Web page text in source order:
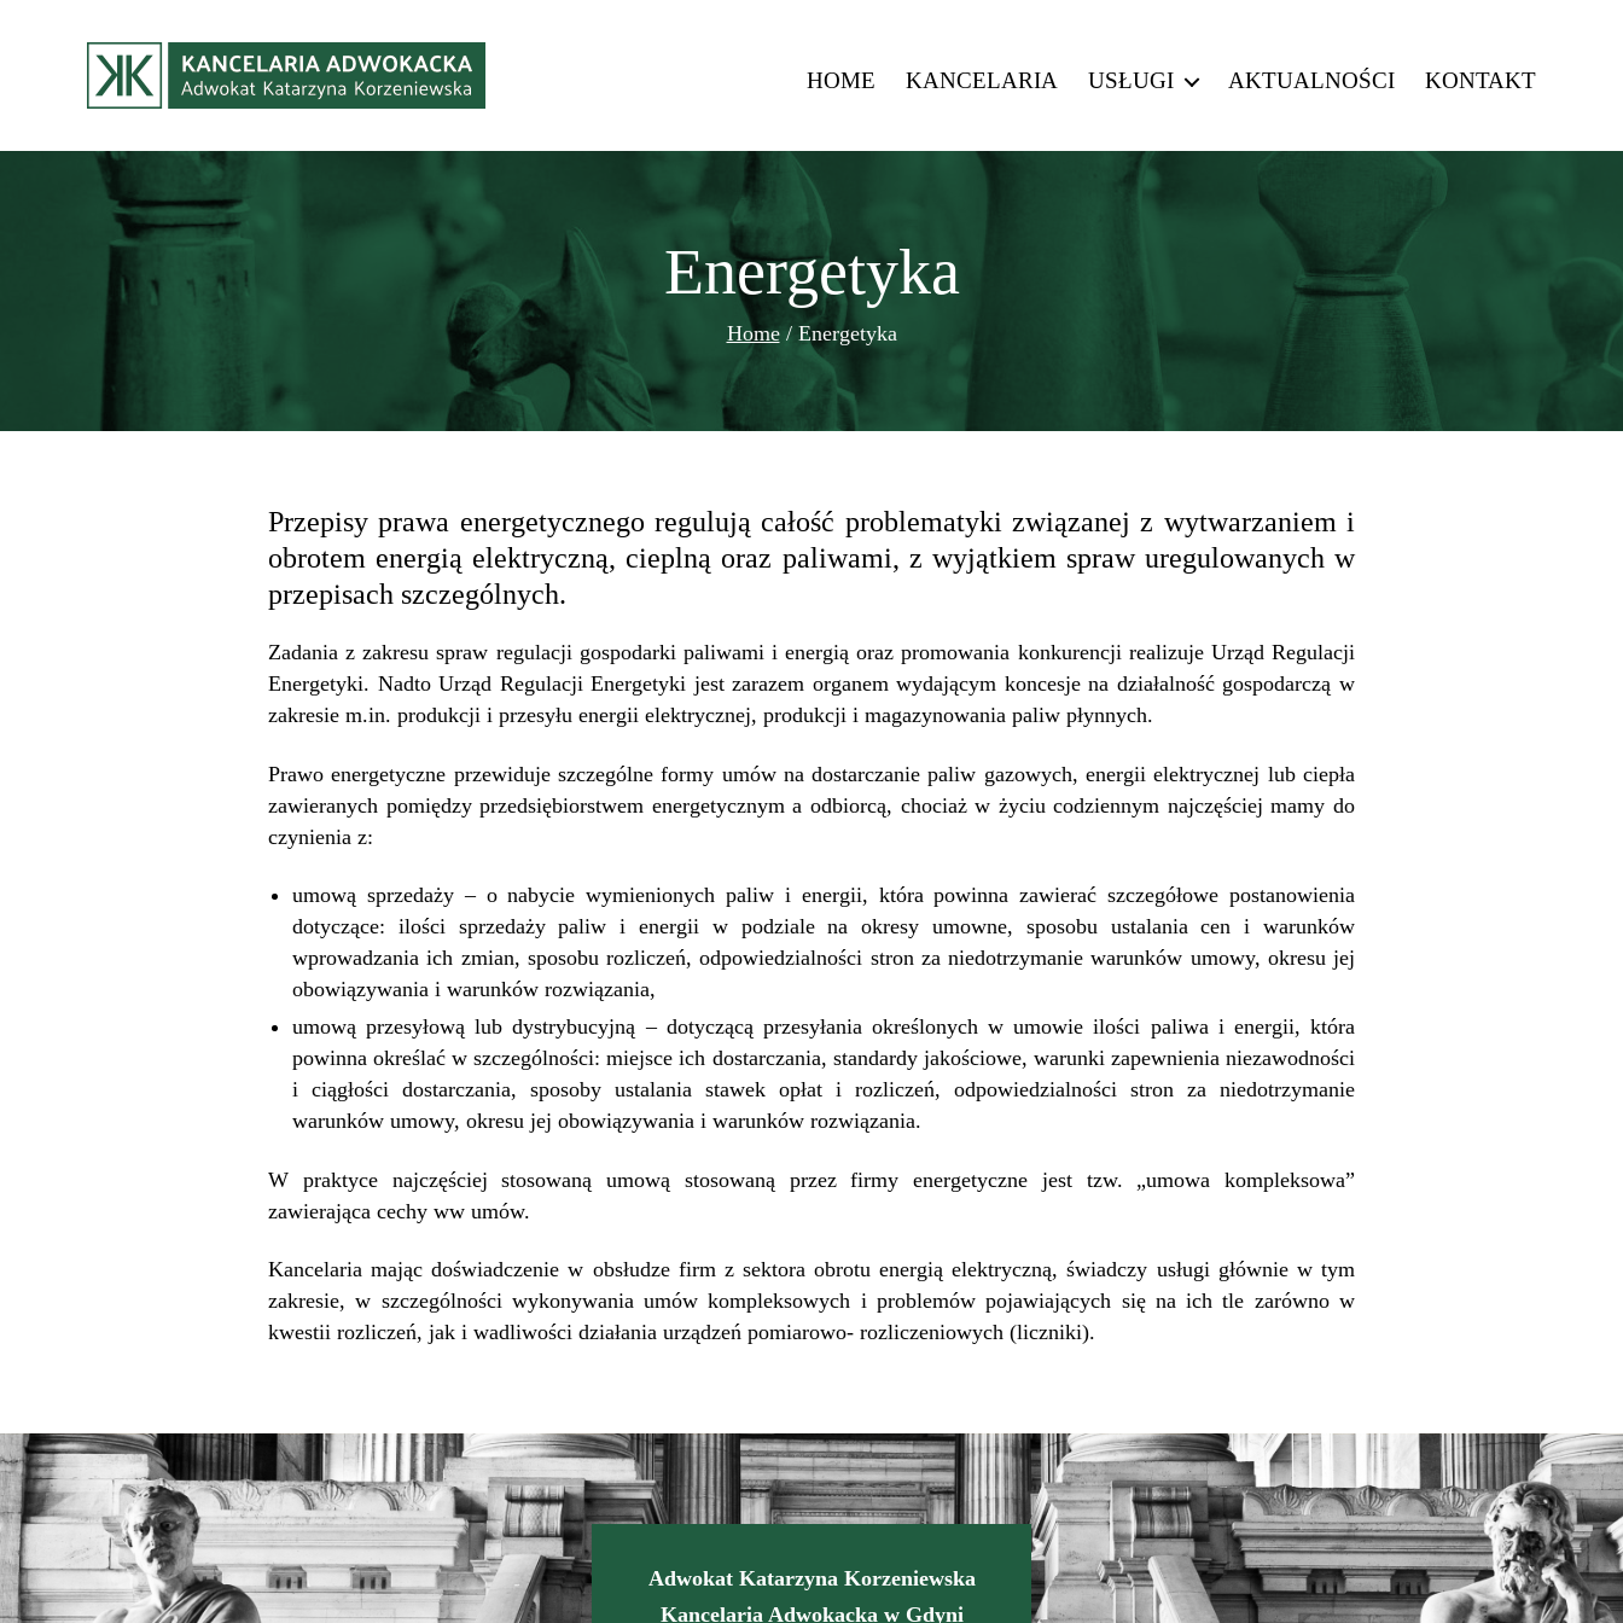
Adwokacka
w
Gdyni
HOME KANCELARIA USŁUGI AKTUALNOŚCI KONTAKT
Energetyka
Home/ Energetyka
Przepisy prawa energetycznego regulują całość problematyki związanej z wytwarzaniem i
obrotem energią elektryczną, cieplną oraz paliwami, z wyjątkiem spraw uregulowanych w
przepisach szczególnych.
Zadania z zakresu spraw regulacji gospodarki paliwami i energią oraz promowania konkurencji realizuje Urząd Regulacji
Energetyki. Nadto Urząd Regulacji Energetyki jest zarazem organem wydającym koncesje na działalność gospodarczą w
zakresie m.in. produkcji i przesyłu energii elektrycznej, produkcji i magazynowania paliw płynnych.
Prawo energetyczne przewiduje szczególne formy umów na dostarczanie paliw gazowych, energii elektrycznej lub ciepła
zawieranych pomiędzy przedsiębiorstwem energetycznym a odbiorcą, chociaż w życiu codziennym najczęściej mamy do
czynienia z:
umową sprzedaży – o nabycie wymienionych paliw i energii, która powinna zawierać szczegółowe postanowienia
dotyczące: ilości sprzedaży paliw i energii w podziale na okresy umowne, sposobu ustalania cen i warunków
wprowadzania ich zmian, sposobu rozliczeń, odpowiedzialności stron za niedotrzymanie warunków umowy, okresu jej
obowiązywania i warunków rozwiązania,
umową przesyłową lub dystrybucyjną – dotyczącą przesyłania określonych w umowie ilości paliwa i energii, która
powinna określać w szczególności: miejsce ich dostarczania, standardy jakościowe, warunki zapewnienia niezawodności
i ciągłości dostarczania, sposoby ustalania stawek opłat i rozliczeń, odpowiedzialności stron za niedotrzymanie
warunków umowy, okresu jej obowiązywania i warunków rozwiązania.
W praktyce najczęściej stosowaną umową stosowaną przez firmy energetyczne jest tzw. „umowa kompleksowa”
zawierająca cechy ww umów.
Kancelaria mając doświadczenie w obsłudze firm z sektora obrotu energią elektryczną, świadczy usługi głównie w tym
zakresie, w szczególności wykonywania umów kompleksowych i problemów pojawiających się na ich tle zarówno w
kwestii rozliczeń, jak i wadliwości działania urządzeń pomiarowo- rozliczeniowych (liczniki).
Adwokat Katarzyna Korzeniewska
Kancelaria Adwokacka w Gdyni